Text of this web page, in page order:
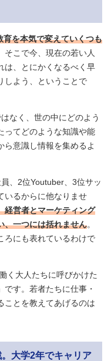
を本気で変えていくつも
そこで今、現在の若い人
は、とにかくなるべく早
しよう、ということで
はなく、世の中にどのよう
ってどのような知識や能
ら意識し情報を集めるよ
、2位Youtuber、3位サッ
いるからに他なりませ
経営者とマーケティング
、一つには括れません。
ろにも表れているわけで
く大人たちに呼びかけた
です。若者たちに仕事・
ことを教えてあげるのは
大学2年でキャリア